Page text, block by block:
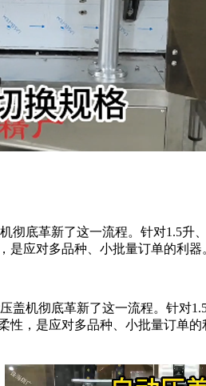
彻底革新了这一流程。针对1.5
是应对多品种、小批量订单的利器
机彻底革新了这一流程。针对
，是应对多品种、小批量订单的